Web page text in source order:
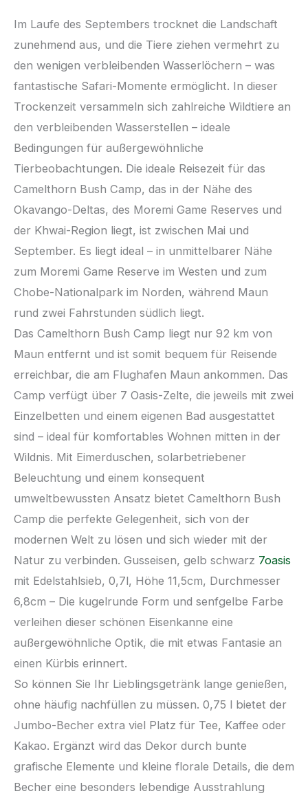
Im Laufe des Septembers trocknet die Landschaft
zunehmend aus, und die Tiere ziehen vermehrt zu
den wenigen verbleibenden Wasserlöchern – was
fantastische Safari-Momente ermöglicht. In dieser
Trockenzeit versammeln sich zahlreiche Wildtiere an
den verbleibenden Wasserstellen – ideale
Bedingungen für außergewöhnliche
Tierbeobachtungen. Die ideale Reisezeit für das
Camelthorn Bush Camp, das in der Nähe des
Okavango-Deltas, des Moremi Game Reserves und
der Khwai-Region liegt, ist zwischen Mai und
September. Es liegt ideal – in unmittelbarer Nähe
zum Moremi Game Reserve im Westen und zum
Chobe-Nationalpark im Norden, während Maun
rund zwei Fahrstunden südlich liegt.
Das Camelthorn Bush Camp liegt nur 92 km von
Maun entfernt und ist somit bequem für Reisende
erreichbar, die am Flughafen Maun ankommen. Das
Camp verfügt über 7 Oasis-Zelte, die jeweils mit zwei
Einzelbetten und einem eigenen Bad ausgestattet
sind – ideal für komfortables Wohnen mitten in der
Wildnis. Mit Eimerduschen, solarbetriebener
Beleuchtung und einem konsequent
umweltbewussten Ansatz bietet Camelthorn Bush
Camp die perfekte Gelegenheit, sich von der
modernen Welt zu lösen und sich wieder mit der
Natur zu verbinden. Gusseisen, gelb schwarz 7oasis
mit Edelstahlsieb, 0,7l, Höhe 11,5cm, Durchmesser
6,8cm – Die kugelrunde Form und senfgelbe Farbe
verleihen dieser schönen Eisenkanne eine
außergewöhnliche Optik, die mit etwas Fantasie an
einen Kürbis erinnert.
So können Sie Ihr Lieblingsgetränk lange genießen,
ohne häufig nachfüllen zu müssen. 0,75 l bietet der
Jumbo-Becher extra viel Platz für Tee, Kaffee oder
Kakao. Ergänzt wird das Dekor durch bunte
grafische Elemente und kleine florale Details, die dem
Becher eine besonders lebendige Ausstrahlung